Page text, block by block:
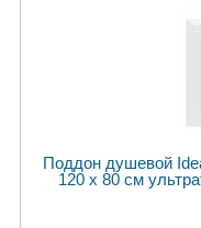
Поддон душевой
120 x 80 см